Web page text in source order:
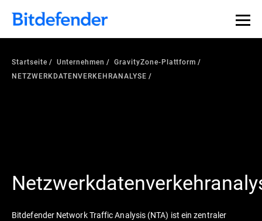
Startseite Unternehmen
GravityZone-Plattform
NETZWERKDATENVERKEHRANALYSE
Bitdefender Network Traffic Analysis (NTA) ist ein zentraler